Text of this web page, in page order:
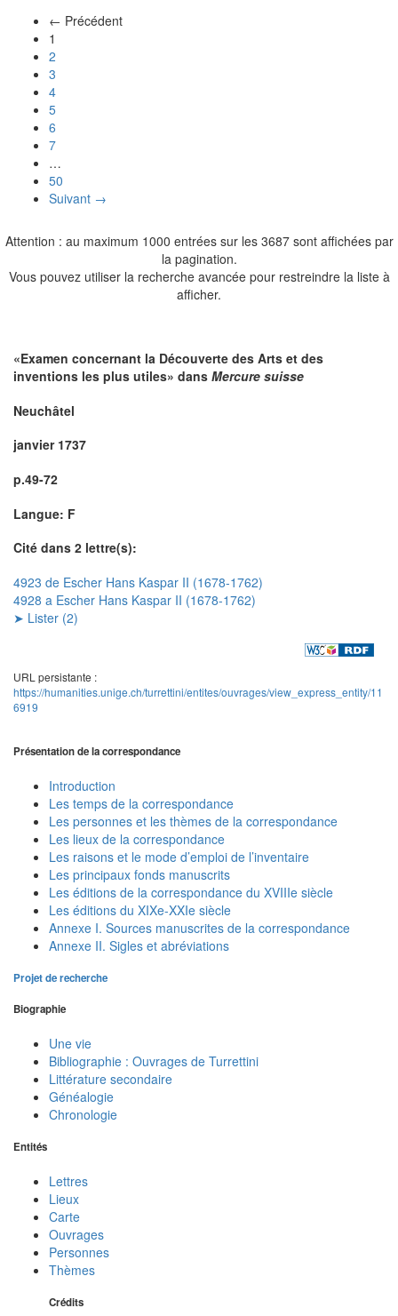
← Précédent
1
2
3
4
5
6
7
…
50
Suivant →
Attention : au maximum 1000 entrées sur les 3687 sont affichées par
la pagination.
Vous pouvez utiliser la recherche avancée pour restreindre la liste à
afficher.
«Examen concernant la Découverte des Arts et des
inventions les plus utiles» dans Mercure suisse
Neuchâtel
janvier 1737
p.49-72
Langue: F
Cité dans 2 lettre(s):
4923 de Escher Hans Kaspar II (1678-1762)
4928 a Escher Hans Kaspar II (1678-1762)
➤ Lister (2)
URL persistante :
https://humanities.unige.ch/turrettini/entites/ouvrages/view_express_entity/11
6919
Présentation de la correspondance
Introduction
Les temps de la correspondance
Les personnes et les thèmes de la correspondance
Les lieux de la correspondance
Les raisons et le mode d’emploi de l’inventaire
Les principaux fonds manuscrits
Les éditions de la correspondance du XVIIIe siècle
Les éditions du XIXe-XXIe siècle
Annexe I. Sources manuscrites de la correspondance
Annexe II. Sigles et abréviations
Projet de recherche
Biographie
Une vie
Bibliographie : Ouvrages de Turrettini
Littérature secondaire
Généalogie
Chronologie
Entités
Lettres
Lieux
Carte
Ouvrages
Personnes
Thèmes
Crédits